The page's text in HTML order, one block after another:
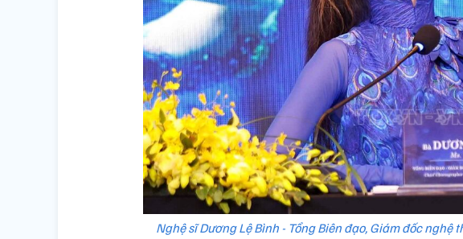
Nghệ sĩ Dương Lệ Bình - Tổng Biên đạo, Giám đốc